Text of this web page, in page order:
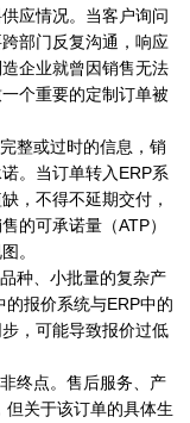
应情况。当客户询问
部门反复沟通，响应
企业就曾因销售无法
个重要的定制订单被
整或过时的信息，销
。当订单转入ERP系
，不得不延期交付，
的可承诺量（ATP）
。
种、小批量的复杂产
报价系统与ERP中的
，可能导致报价过低
终点。售后服务、产
关于该订单的具体生